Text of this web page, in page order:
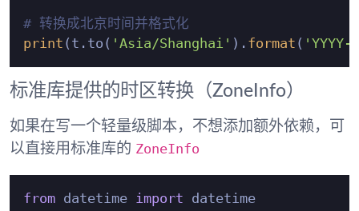
# 转换成北京时间并格式化
print (t.to( 'Asia/Shanghai' ). format ( 'YYYY-
标准库提供的时区转换（ZoneInfo）
如果在写一个轻量级脚本，不想添加额外依赖，可
以直接用标准库的 ZoneInfo
from datetime import
datetime